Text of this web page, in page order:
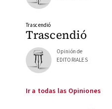
Trascendió
Trascendió
Opinión de
EDITORIALES
Ir a todas las Opiniones